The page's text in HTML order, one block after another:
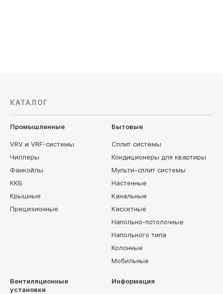
КАТАЛОГ
Промышленные
VRV и VRF-системы
Чиллеры
Фанкойлы
ККБ
Крышные
Прецизионные
Бытовые
Сплит системы
Кондиционеры для квартиры
Мульти-сплит системы
Настенные
Канальные
Кассетные
Напольно-потолочные
Напольного типа
Колонные
Мобильные
Вентиляционные
установки
Информация